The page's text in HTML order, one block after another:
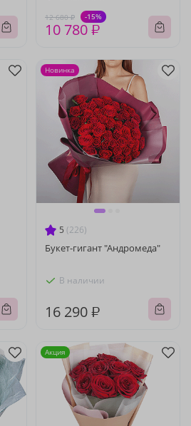
12 680 ₽ -15%
10 780 ₽
5 (226)
Букет-гигант "Андромеда"
В наличии
16 290 ₽
Новинка
Акция